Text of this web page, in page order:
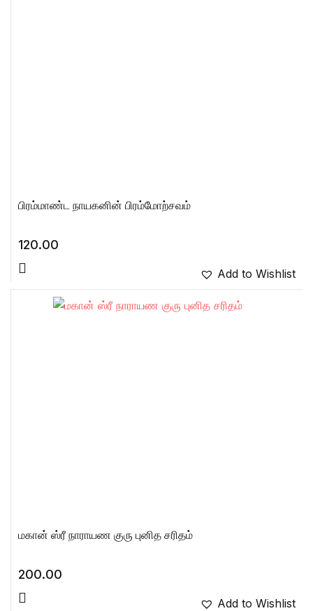
பிரம்மாண்ட நாயகனின் பிரம்மோற்சவம்
120.00
Add to Wishlist
மகான் ஸ்ரீ நாராயண குரு புனித சரிதம்
200.00
Add to Wishlist